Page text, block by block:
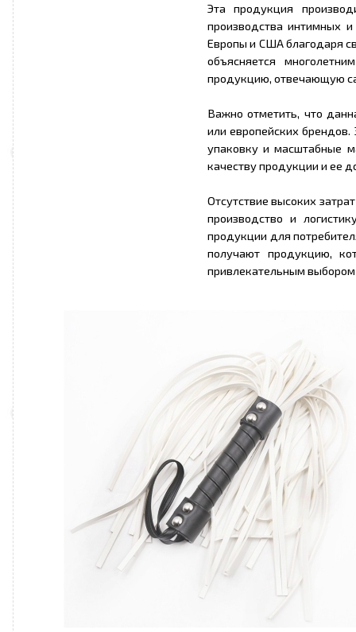
Эта продукция
производства интимных
Европы и США благодаря
объясняется
продукцию, отвечающую
Важно отметить, что
или европейских
упаковку и масштабные
качеству продукции и ее
Отсутствие высоких
производство и
продукции для
получают продукцию,
привлекательным